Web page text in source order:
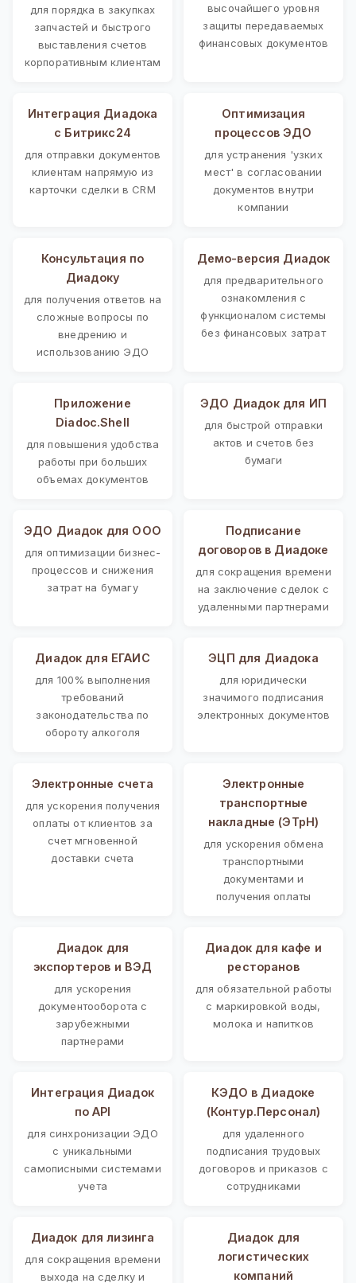
для порядка в закупках
запчастей и быстрого
выставления счетов
корпоративным клиентам
высочайшего уровня
защиты передаваемых
финансовых документов
Интеграция Диадока
с Битрикс24
для отправки документов
клиентам напрямую из
карточки сделки в CRM
Оптимизация
процессов ЭДО
для устранения 'узких
мест' в согласовании
документов внутри
компании
Консультация по
Диадоку
для получения ответов на
сложные вопросы по
внедрению и
использованию ЭДО
Демо-версия Диадок
для предварительного
ознакомления с
функционалом системы
без финансовых затрат
Приложение
Diadoc.Shell
для повышения удобства
работы при больших
объемах документов
ЭДО Диадок для ИП
для быстрой отправки
актов и счетов без
бумаги
ЭДО Диадок для ООО
для оптимизации бизнес-
процессов и снижения
затрат на бумагу
Подписание
договоров в Диадоке
для сокращения времени
на заключение сделок с
удаленными партнерами
Диадок для ЕГАИС
для 100% выполнения
требований
законодательства по
обороту алкоголя
ЭЦП для Диадока
для юридически
значимого подписания
электронных документов
Электронные счета
для ускорения получения
оплаты от клиентов за
счет мгновенной
доставки счета
Электронные
транспортные
накладные (ЭТрН)
для ускорения обмена
транспортными
документами и
получения оплаты
Диадок для
экспортеров и ВЭД
для ускорения
документооборота с
зарубежными
партнерами
Диадок для кафе и
ресторанов
для обязательной работы
с маркировкой воды,
молока и напитков
Интеграция Диадок
по API
для синхронизации ЭДО
с уникальными
самописными системами
учета
КЭДО в Диадоке
(Контур.Персонал)
для удаленного
подписания трудовых
договоров и приказов с
сотрудниками
Диадок для лизинга
для сокращения времени
выхода на сделку и
Диадок для
логистических
компаний